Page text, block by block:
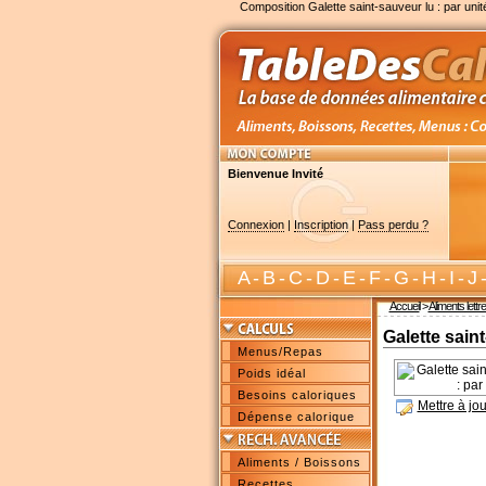
Composition Galette saint-sauveur lu : par
Bienvenue Invité
Connexion| Inscription| Pass perdu ?
A-B-C-D-E-F-G-H-I-J
Accueil>Aliments
Menus/Repas
Poids idéal
Besoins caloriques
Dépense calorique
Aliments / Boissons
Galette
Mettre à